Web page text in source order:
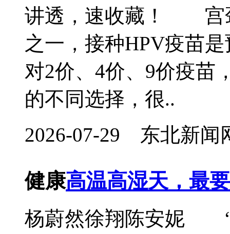
讲透，速收藏！ 宫
之一，接种HPV疫苗
对2价、4价、9价疫苗
的不同选择，很..
2026-07-29 东北新
健康高温高湿天，最
杨蔚然徐翔陈安妮 “